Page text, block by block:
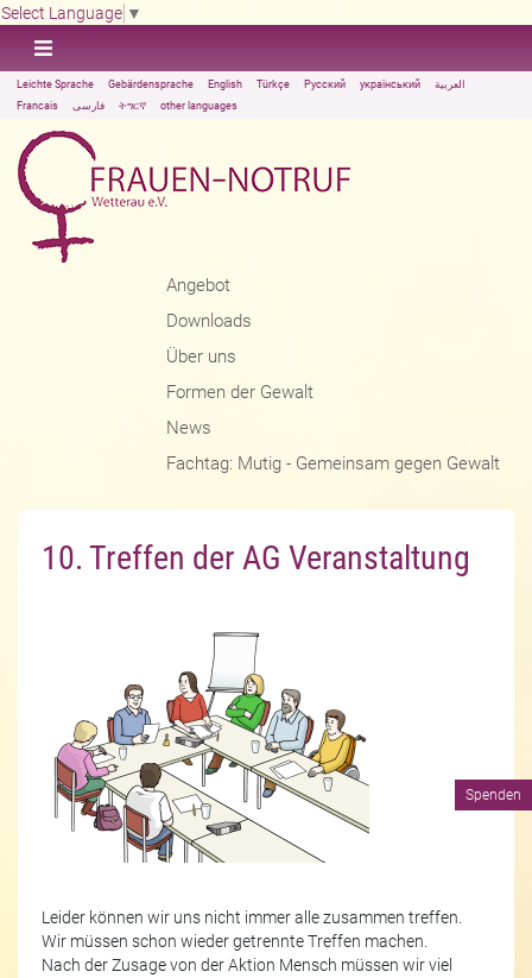
Select Language ▼
Leichte Sprache Gebärdensprache English Türkçe Русский український
العربية
Francais
فارسی ትግርኛ other languages
Angebot
Downloads
Über uns
Formen der Gewalt
News
Fachtag: Mutig - Gemeinsam gegen Gewalt
10. Treffen der AG Veranstaltung
Leider können wir uns nicht immer alle zusammen treffen.
Wir müssen schon wieder getrennte Treffen machen.
Nach der Zusage von der Aktion Mensch müssen wir viel
Spenden